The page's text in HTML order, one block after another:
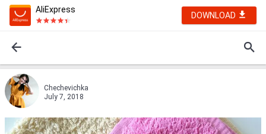
AliExpress
DOWNLOAD
Chechevichka
July 7, 2018